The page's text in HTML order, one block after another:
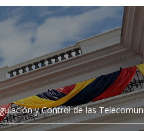
y Control de las